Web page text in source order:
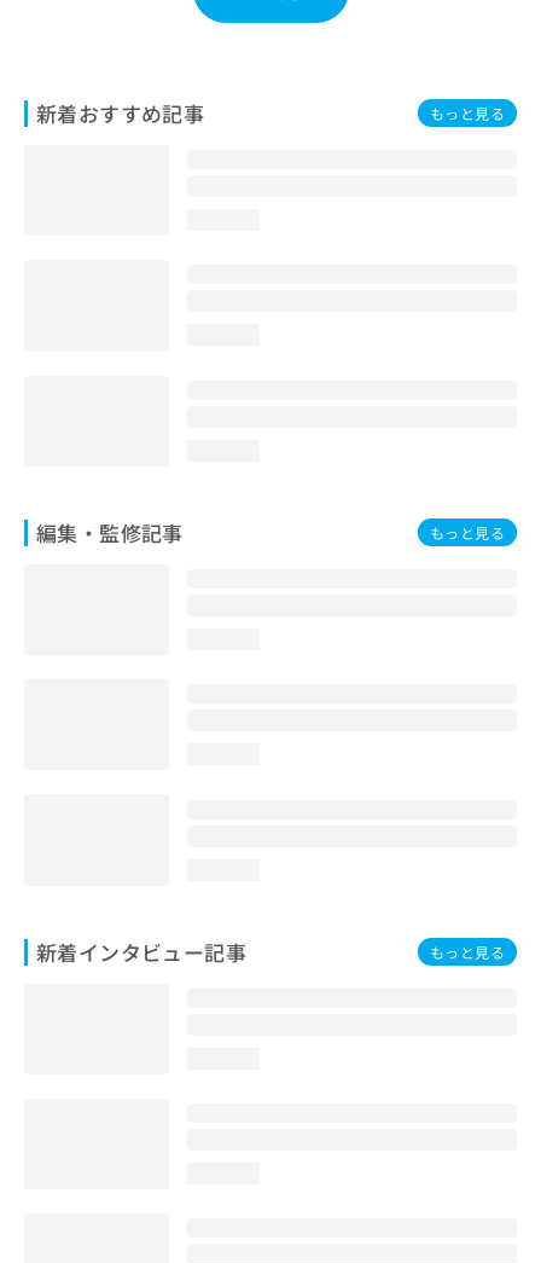
新着おすすめ記事 もっと見る
編集・監修記事 もっと見る
新着インタビュー記事 もっと見る